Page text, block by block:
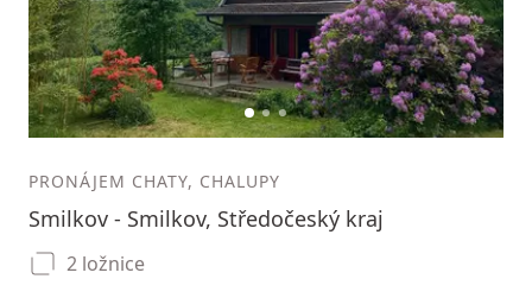
12 3
PRONÁJEM CHATY, CHALUPY
Smilkov - Smilkov, Středočeský kraj
2 ložnice